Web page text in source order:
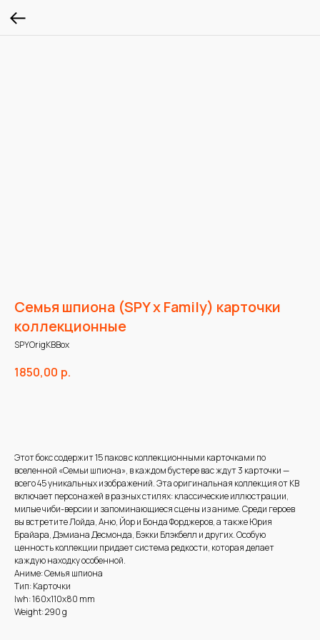
Семья шпиона (SPY x Family) карточки
коллекционные
SPYOrigKBBox
1850,00 р.
Этот бокс содержит 15 паков с коллекционными карточками по
вселенной «Семьи шпиона», в каждом бустере вас ждут 3 карточки —
всего 45 уникальных изображений. Эта оригинальная коллекция от KB
включает персонажей в разных стилях: классические иллюстрации,
милые чиби-версии и запоминающиеся сцены из аниме. Среди героев
вы встретите Лойда, Аню, Йор и Бонда Форджеров, а также Юрия
Брайара, Дэмиана Десмонда, Бэкки Блэкбелл и других. Особую
ценность коллекции придает система редкости, которая делает
каждую находку особенной.
Аниме: Семья шпиона
Тип: Карточки
lwh: 160x110x80 mm
Weight: 290 g